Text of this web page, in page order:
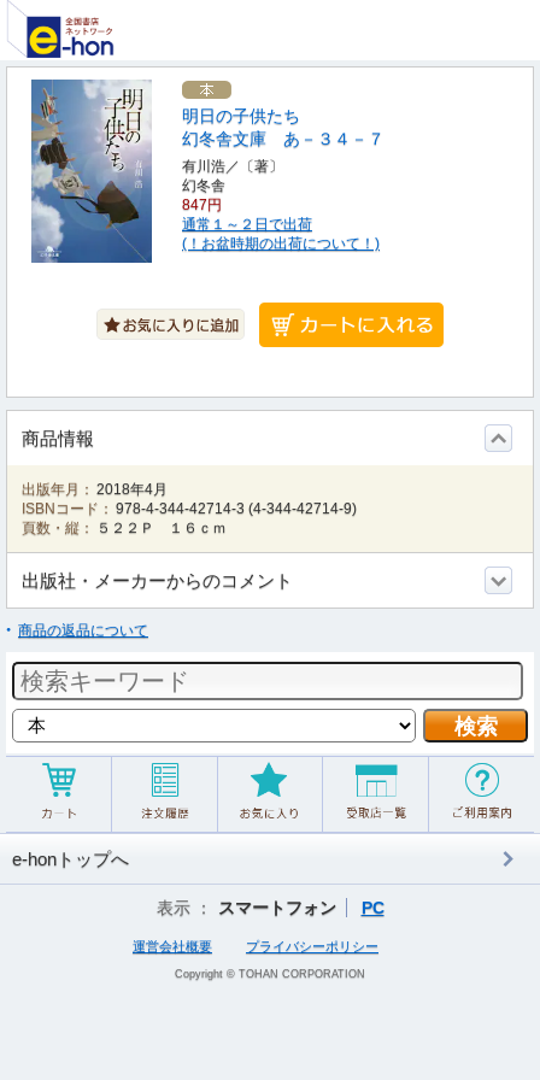
明日の子供たち
幻冬舎文庫 あ－３４－７
有川浩／〔著〕
幻冬舎
847円
通常１～２日で出荷
(！お盆時期の出荷について！)
商品情報
出版年月： 2018年4月
ISBNコード： 978-4-344-42714-3 (4-344-42714-9)
頁数・縦：
５２２Ｐ １６ｃｍ
出版社・メーカーからのコメント
商品の返品について
e-honトップへ
表示 ： スマートフォン PC
運営会社概要 プライバシーポリシー
Copyright © TOHAN CORPORATION